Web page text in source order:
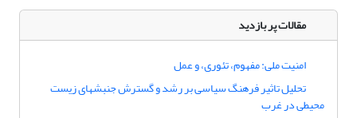
مقالات پر بازدید
امنیت ملی: مفهوم، تئوری، و عمل
تحلیل تاثیر فرهنگ سیاسی بر رشد و گسترش جنبشهای زیست
محیطی در غرب